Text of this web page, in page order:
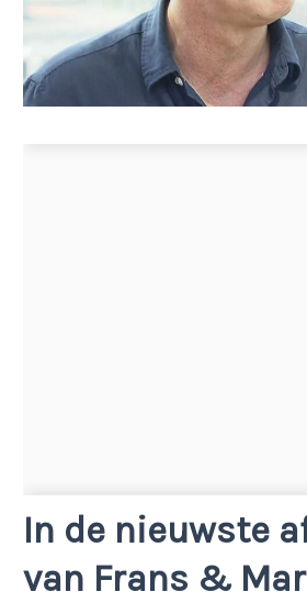
In de nieuwste
van Frans &